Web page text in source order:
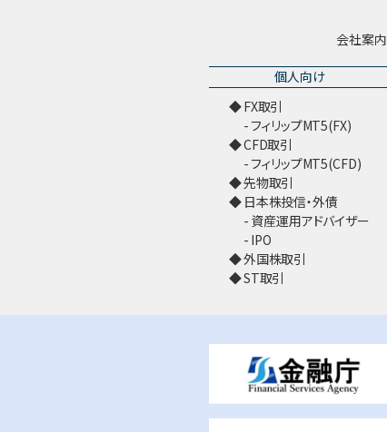
会社案内
個人向け
FX取引
フィリップMT5(FX)
CFD取引
フィリップMT5(CFD)
先物取引
日本株投信・外債
資産運用アドバイザー
IPO
外国株取引
ST取引